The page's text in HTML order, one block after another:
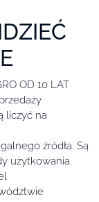
OD 10 LAT
liczyć na
źródła. Są
użytkowania.